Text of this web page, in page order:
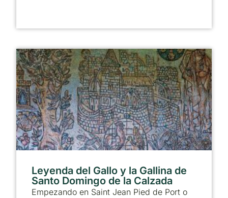
Leyenda del Gallo y la Gallina de
Santo Domingo de la Calzada
Empezando en Saint Jean Pied de Port o